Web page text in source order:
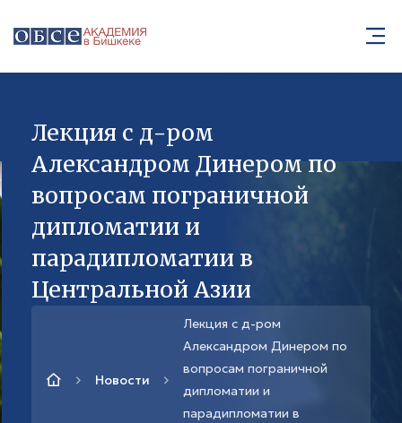
Лекция с д-ром
Александром Динером по
вопросам пограничной
дипломатии и
парадипломатии в
Центральной Азии
Новости
Лекция с д-ром
Александром Динером по
вопросам пограничной
дипломатии и
парадипломатии в